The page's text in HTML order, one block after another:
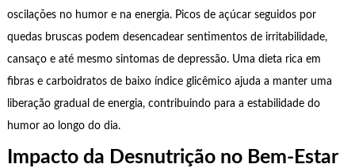
oscilações no humor e na energia. Picos de açúcar seguidos por
quedas bruscas podem desencadear sentimentos de irritabilidade,
cansaço e até mesmo sintomas de depressão. Uma dieta rica em
fibras e carboidratos de baixo índice glicêmico ajuda a manter uma
liberação gradual de energia, contribuindo para a estabilidade do
humor ao longo do dia.
Impacto da Desnutrição no Bem-Estar